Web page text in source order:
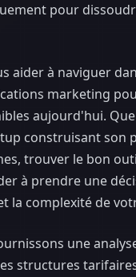
pour
aider à naviguer
marketing
aujourd'hui.
construisant
trouver le bon
à prendre une
la complexité de
une
structures